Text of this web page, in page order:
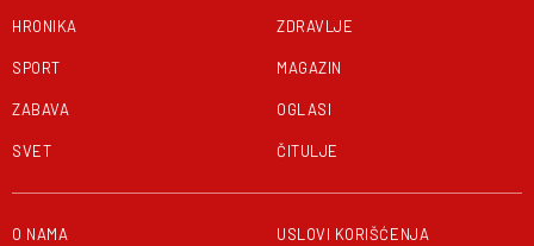
HRONIKA
SPORT
ZABAVA
SVET
ZDRAVLJE
MAGAZIN
OGLASI
ČITULJE
O NAMA USLOVI KORIŠĆENJA